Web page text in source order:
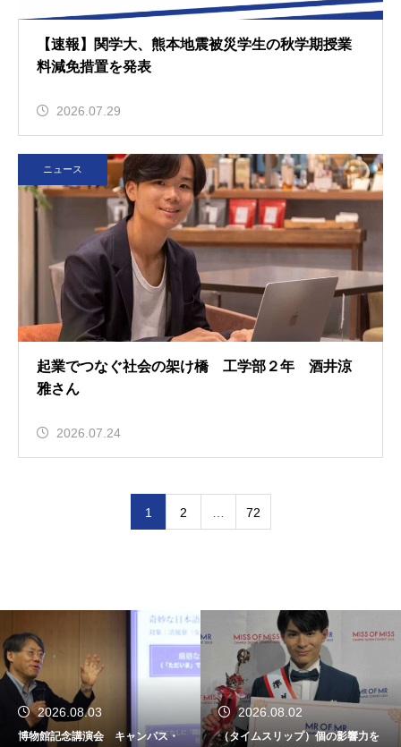
【速報】関学大、熊本地震被災学生の秋学期授業
料減免措置を発表
2026.07.29
ニュース
起業でつなぐ社会の架け橋 工学部２年 酒井涼
雅さん
2026.07.24
1 2 72
2026.08.03
博物館記念講演会 キャンパス・
2026.08.02
（タイムスリップ）個の影響力を